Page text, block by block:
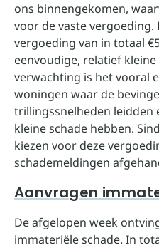
ons binnengekomen,
voor de vaste vergoeding.
vergoeding van in totaal
eenvoudige, relatief kleine
verwachting is het vooral
woningen waar de
trillingssnelheden leidden
kleine schade hebben.
kiezen voor deze
schademeldingen
Aanvragen
De afgelopen week
immateriële schade. In